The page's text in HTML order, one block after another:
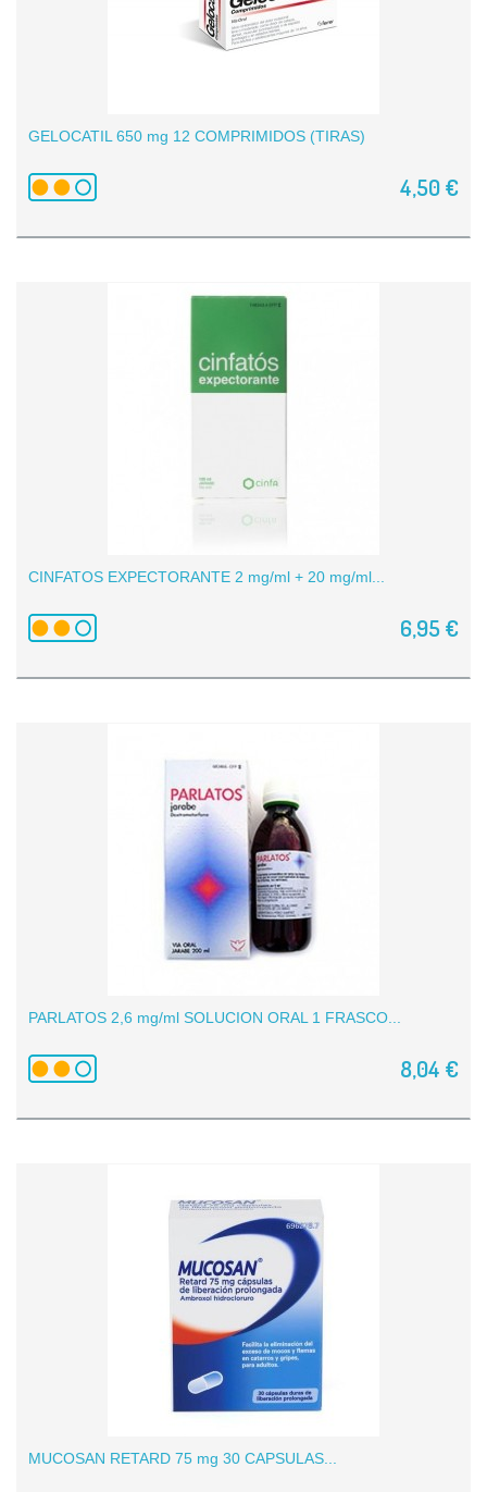
GELOCATIL 650 mg 12 COMPRIMIDOS (TIRAS)
4,50 €
CINFATOS EXPECTORANTE 2 mg/ml + 20 mg/ml...
6,95 €
PARLATOS 2,6 mg/ml SOLUCION ORAL 1 FRASCO...
8,04 €
MUCOSAN RETARD 75 mg 30 CAPSULAS...